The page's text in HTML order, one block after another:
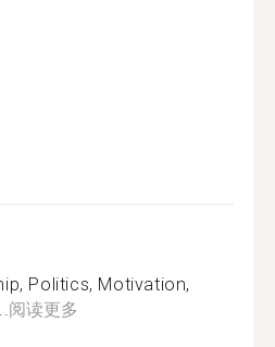
Politics, Motivation,
阅读更多